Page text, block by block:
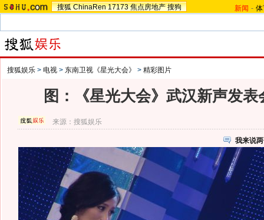
搜狐 ChinaRen 17173 焦点房地产 搜狗 新闻 -
搜狐娱乐 > 电视 > 东南卫视《星光大会》 > 精彩图片
图：《星光大会》武汉新声发表
来源：搜狐娱乐
我来说